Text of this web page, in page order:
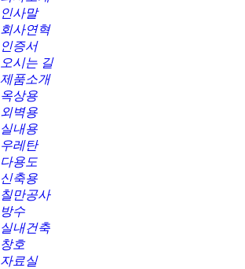
인사말
회사연혁
인증서
오시는 길
제품소개
옥상용
외벽용
실내용
우레탄
다용도
신축용
칠만공사
방수
실내건축
창호
자료실